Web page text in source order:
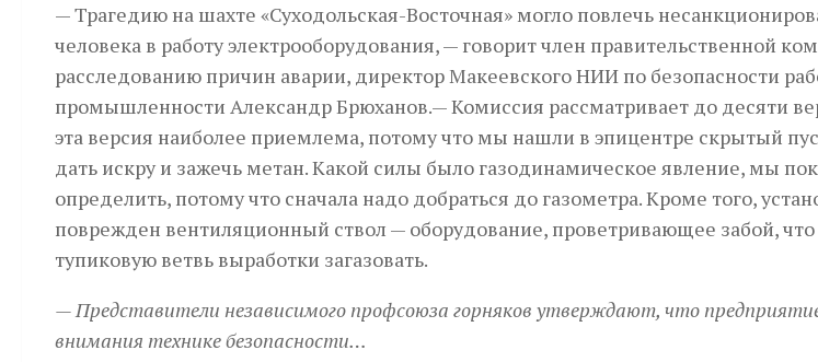
— Трагедию на шахте «Суходольская-Восточная» могло повлечь
человека в работу электрооборудования, — говорит член правительственной
расследованию причин аварии, директор Макеевского НИИ по безопасности
промышленности Александр Брюханов.— Комиссия рассматривает до десяти
эта версия наиболее приемлема, потому что мы нашли в эпицентре скрытый
дать искру и зажечь метан. Какой силы было газодинамическое явление, мы
определить, потому что сначала надо добраться до газометра. Кроме того,
поврежден вентиляционный ствол — оборудование, проветривающее забой, что
тупиковую ветвь выработки загазовать.
— Представители независимого профсоюза горняков утверждают, что
внимания технике безопасности…